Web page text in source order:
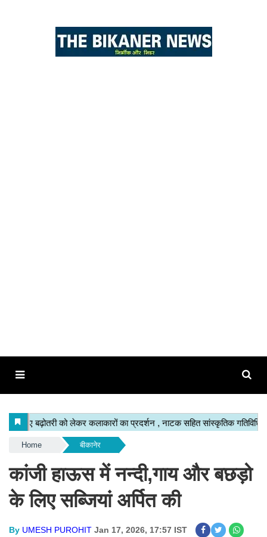
Home बीकानेर
कांजी हाऊस में नन्दी,गाय और बछड़ो
के लिए सब्जियां अर्पित की
By UMESH PUROHIT Jan 17, 2026, 17:57 IST